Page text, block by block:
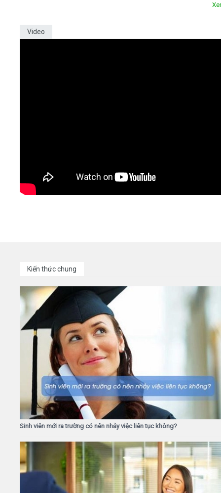
Video
Kiến thức chung
Sinh viên mới ra trường có nên nhảy việc liên tục không?